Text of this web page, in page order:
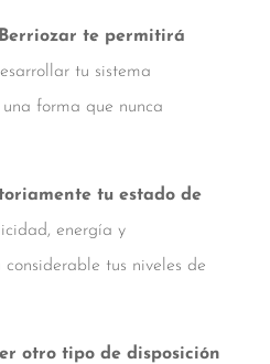
te permitirá
tu sistema
forma que nunca
tu estado de
energía y
tus niveles de
otro tipo de disposición